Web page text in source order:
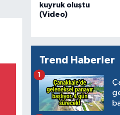
kuyruk oluştu
(Video)
Trend Haberler
1